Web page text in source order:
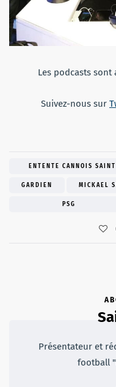
Les podcasts sont
Suivez-nous sur
ENTENTE CANNOIS
GARDIEN MICKAEL
PSG
Présentateur et
football